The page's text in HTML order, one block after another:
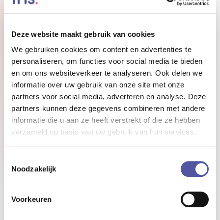
Deze website maakt gebruik van cookies
We gebruiken cookies om content en advertenties te
personaliseren, om functies voor social media te bieden
en om ons websiteverkeer te analyseren. Ook delen we
informatie over uw gebruik van onze site met onze
partners voor social media, adverteren en analyse. Deze
partners kunnen deze gegevens combineren met andere
informatie die u aan ze heeft verstrekt of die ze hebben
verzameld op basis van uw gebruik van hun services.
Noodzakelijk
Voorkeuren
3. HOE ZIT HET MET DE
DOORONTWIKKELING VAN HET SOCIALE
INTRANET? - KIJKJE IN DE GLAZENBOL
Een intranet is net een koophuis, nooit is het
helemaal af. Er zijn altijd wel dingen die je anders
wil hebben of die toe zijn aan vervanging. Een
intranet blijft zich ook door ontwikkelen, nieuwe
integraties, functionaliteiten of uitbreidingen het
vanzelfsprekend”, hoor ik je denken? Nee, dat is
niet zo, niet iedere leverancier blijft het intranet
door ontwikkelen. Vergeet niet er zit een verschil
tussen onderhouden en door ontwikkelen 😀.